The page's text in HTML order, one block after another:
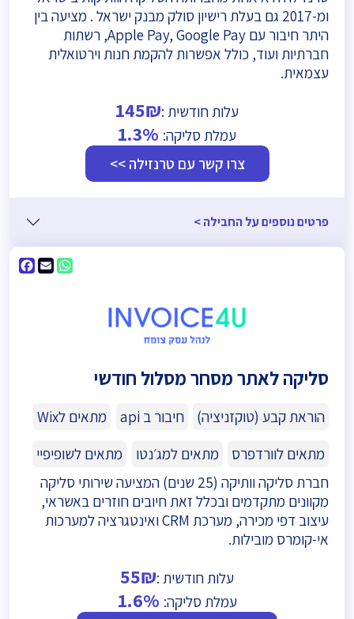
ומ-2017 גם בעלת רישיון סולק מבנק ישראל . מציעה בין
היתר חיבור עם Apple Pay, Google Pay, רשתות
חברתיות ועוד, כולל אפשרות להקמת חנות וירטואלית
עצמאית.
עלות חודשית :145₪
עמלת סליקה:
צרו קשר עם טרנזילה >>
פרטים נוספים על החבילה >
Email
WhatsApp
סליקה לאתר מסחר מסלול חודשי
הוראת קבע (טוקזניציה) חיבור ב api
מתאים לWix
מתאים לוורדפרס
מתאים למג׳נטו
מתאים לשופיפיי
חברת סליקה וותיקה (25 שנים) המציעה שירותי סליקה
מקוונים מתקדמים ובכלל זאת חיובים חוזרים באשראי,
עיצוב דפי מכירה, מערכת CRM ואינטגרציה למערכות
אי-קומרס מובילות.
עלות חודשית :55₪
עמלת סליקה: